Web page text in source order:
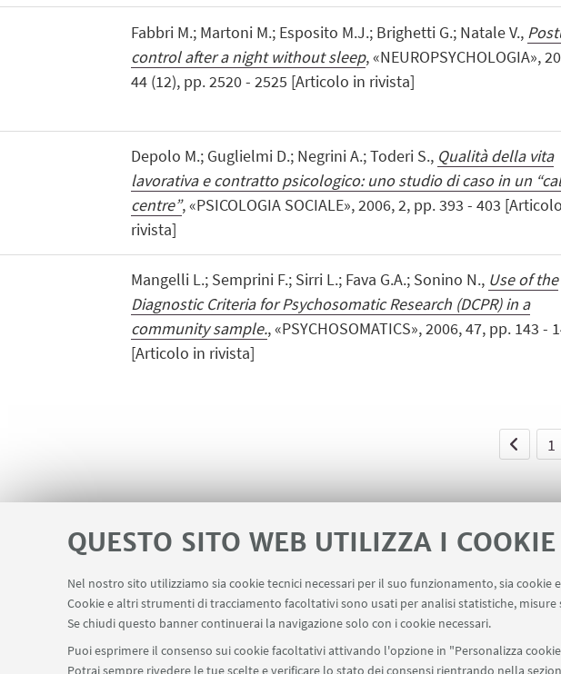
QUESTO SITO WEB UTILIZZA I COOKIE
Nel nostro sito utilizziamo sia cookie tecnici necessari per il suo funzionamento, sia
Cookie e altri strumenti di tracciamento facoltativi sono usati per analisi statistiche,
Se chiudi questo banner continuerai la navigazione solo con i cookie necessari.
Puoi esprimere il consenso sui cookie facoltativi attivando l'opzione in "Personalizza
Potrai sempre rivedere le tue scelte e verificare lo stato dei consensi rientrando nella
Fabbri M.; Martoni M.; Esposito M.J.; Brighetti G.; Natale V.,
control after a night without sleep, «NEUROPSYCHOLOGIA»,
44 (12), pp. 2520 - 2525 [Articolo in rivista]
Depolo M.; Guglielmi D.; Negrini A.; Toderi S., Qualità della vita
lavorativa e contratto psicologico: uno studio di caso in un
centre”, «PSICOLOGIA SOCIALE», 2006, 2, pp. 393 - 403
rivista]
Mangelli L.; Semprini F.; Sirri L.; Fava G.A.; Sonino N., Use of the
Diagnostic Criteria for Psychosomatic Research (DCPR) in a
community sample., «PSYCHOSOMATICS», 2006, 47, pp. 143 -
[Articolo in rivista]
1
LINK UTILI Area riservata - Spazi virtuali Contatti